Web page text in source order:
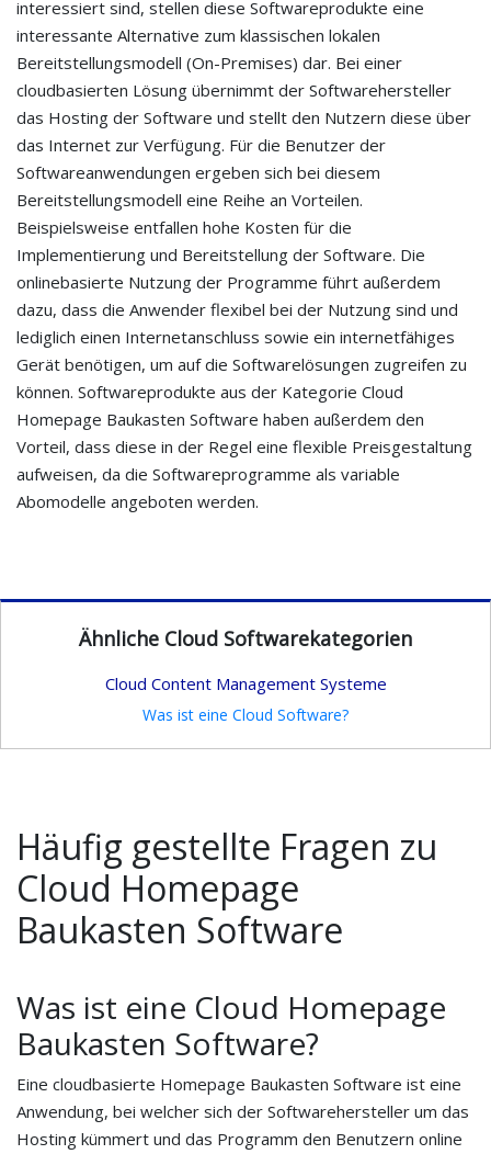
interessiert sind, stellen diese Softwareprodukte eine
interessante Alternative zum klassischen lokalen
Bereitstellungsmodell (On-Premises) dar. Bei einer
cloudbasierten Lösung übernimmt der Softwarehersteller
das Hosting der Software und stellt den Nutzern diese über
das Internet zur Verfügung. Für die Benutzer der
Softwareanwendungen ergeben sich bei diesem
Bereitstellungsmodell eine Reihe an Vorteilen.
Beispielsweise entfallen hohe Kosten für die
Implementierung und Bereitstellung der Software. Die
onlinebasierte Nutzung der Programme führt außerdem
dazu, dass die Anwender flexibel bei der Nutzung sind und
lediglich einen Internetanschluss sowie ein internetfähiges
Gerät benötigen, um auf die Softwarelösungen zugreifen zu
können. Softwareprodukte aus der Kategorie Cloud
Homepage Baukasten Software haben außerdem den
Vorteil, dass diese in der Regel eine flexible Preisgestaltung
aufweisen, da die Softwareprogramme als variable
Abomodelle angeboten werden.
Ähnliche Cloud Softwarekategorien
Cloud Content Management Systeme
Was ist eine Cloud Software?
Häufig gestellte Fragen zu
Cloud Homepage
Baukasten Software
Was ist eine Cloud Homepage
Baukasten Software?
Eine cloudbasierte Homepage Baukasten Software ist eine
Anwendung, bei welcher sich der Softwarehersteller um das
Hosting kümmert und das Programm den Benutzern online